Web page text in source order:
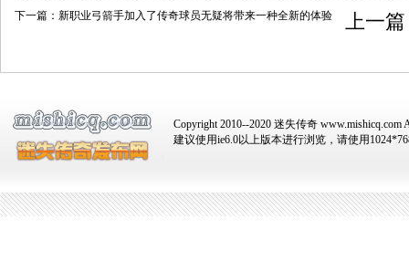
下一篇： 新职业弓箭手加入了传奇球员无疑将带来一种全新的体验 上一
Copyright 2010--2020 迷失传奇 www.mishicq.com
建议使用ie6.0以上版本进行浏览，请使用